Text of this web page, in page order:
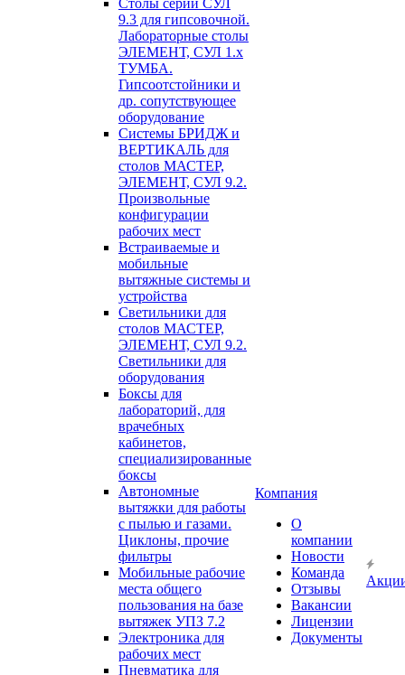
Столы серии СУЛ
9.3 для гипсовочной.
Лабораторные столы
ЭЛЕМЕНТ, СУЛ 1.х
ТУМБА.
Гипсоотстойники и
др. сопутствующее
оборудование
Системы БРИДЖ и
ВЕРТИКАЛЬ для
столов МАСТЕР,
ЭЛЕМЕНТ, СУЛ 9.2.
Произвольные
конфигурации
рабочих мест
Встраиваемые и
мобильные
вытяжные системы и
устройства
Светильники для
столов МАСТЕР,
ЭЛЕМЕНТ, СУЛ 9.2.
Светильники для
оборудования
Боксы для
лабораторий, для
врачебных
кабинетов,
специализированные
боксы
Автономные
вытяжки для работы
с пылью и газами.
Циклоны, прочие
фильтры
Мобильные рабочие
места общего
пользования на базе
вытяжек УПЗ 7.2
Электроника для
рабочих мест
Пневматика для
Компания
О
компании
Новости
Команда
Отзывы
Вакансии
Лицензии
Документы